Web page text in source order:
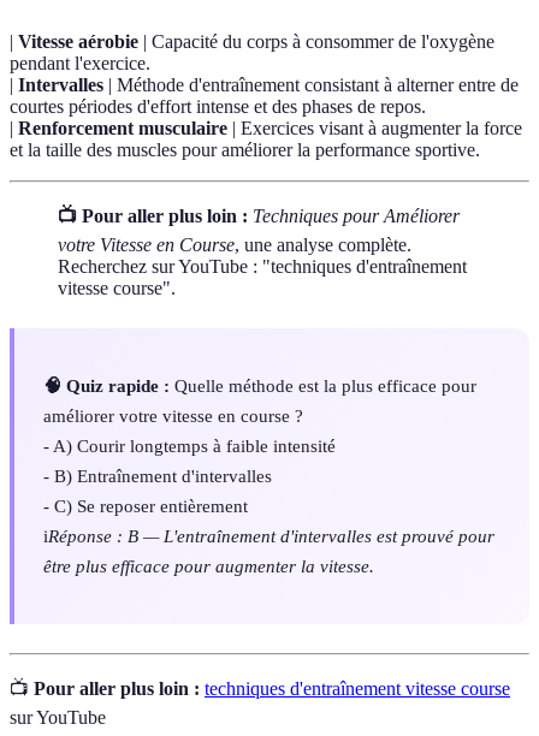
| Vitesse aérobie | Capacité du corps à consommer de l'oxygène
pendant l'exercice.
| Intervalles | Méthode d'entraînement consistant à alterner entre de
courtes périodes d'effort intense et des phases de repos.
| Renforcement musculaire | Exercices visant à augmenter la force
et la taille des muscles pour améliorer la performance sportive.
📺 Pour aller plus loin : Techniques pour Améliorer
votre Vitesse en Course, une analyse complète.
Recherchez sur YouTube : "techniques d'entraînement
vitesse course".
🧠 Quiz rapide : Quelle méthode est la plus efficace pour
améliorer votre vitesse en course ?
- A) Courir longtemps à faible intensité
- B) Entraînement d'intervalles
- C) Se reposer entièrement
iRéponse : B — L'entraînement d'intervalles est prouvé pour
être plus efficace pour augmenter la vitesse.
📺 Pour aller plus loin : techniques d'entraînement vitesse course
sur YouTube